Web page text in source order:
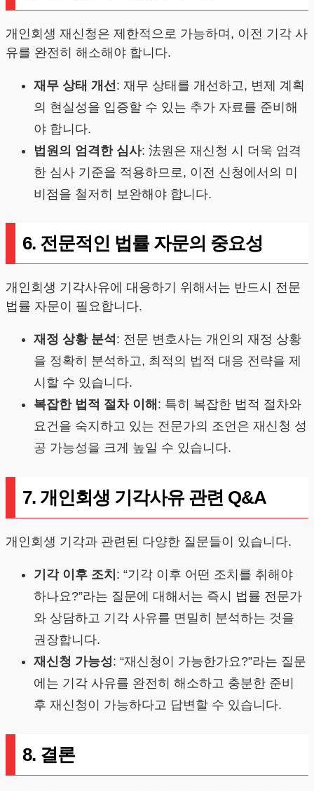
개인회생 재신청은 제한적으로 가능하며, 이전 기각 사
유를 완전히 해소해야 합니다.
재무 상태 개선 : 재무 상태를 개선하고, 변제 계획
의 현실성을 입증할 수 있는 추가 자료를 준비해
야 합니다.
법원의 엄격한 심사: 法원은 재신청 시 더욱 엄격
한 심사 기준을 적용하므로, 이전 신청에서의 미
비점을 철저히 보완해야 합니다.
6. 전문적인 법률 자문의 중요성
개인회생 기각사유에 대응하기 위해서는 반드시 전문
법률 자문이 필요합니다.
재정 상황 분석 : 전문 변호사는 개인의 재정 상황
을 정확히 분석하고, 최적의 법적 대응 전략을 제
시할 수 있습니다.
복잡한 법적 절차 이해 : 특히 복잡한 법적 절차와
요건을 숙지하고 있는 전문가의 조언은 재신청 성
공 가능성을 크게 높일 수 있습니다.
7. 개인회생 기각사유 관련 Q&A
개인회생 기각과 관련된 다양한 질문들이 있습니다.
기각 이후 조치 : “기각 이후 어떤 조치를 취해야
하나요?”라는 질문에 대해서는 즉시 법률 전문가
와 상담하고 기각 사유를 면밀히 분석하는 것을
권장합니다.
재신청 가능성: “재신청이 가능한가요?”라는 질문
에는 기각 사유를 완전히 해소하고 충분한 준비
후 재신청이 가능하다고 답변할 수 있습니다.
8. 결론